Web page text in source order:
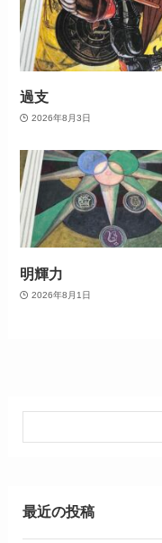
過支
2026年8月3日
明輝力
2026年8月1日
最近の投稿